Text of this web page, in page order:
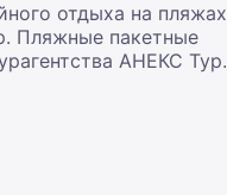
отдыха на пляжах
Пляжные пакетные
АНЕКС Тур.